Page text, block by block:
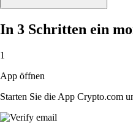
In 3 Schritten ein
1
App öffnen
Starten Sie die App Crypto.com